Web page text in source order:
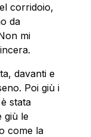
corridoio,
da
mi
davanti e
Poi giù i
stata
giù le
come la